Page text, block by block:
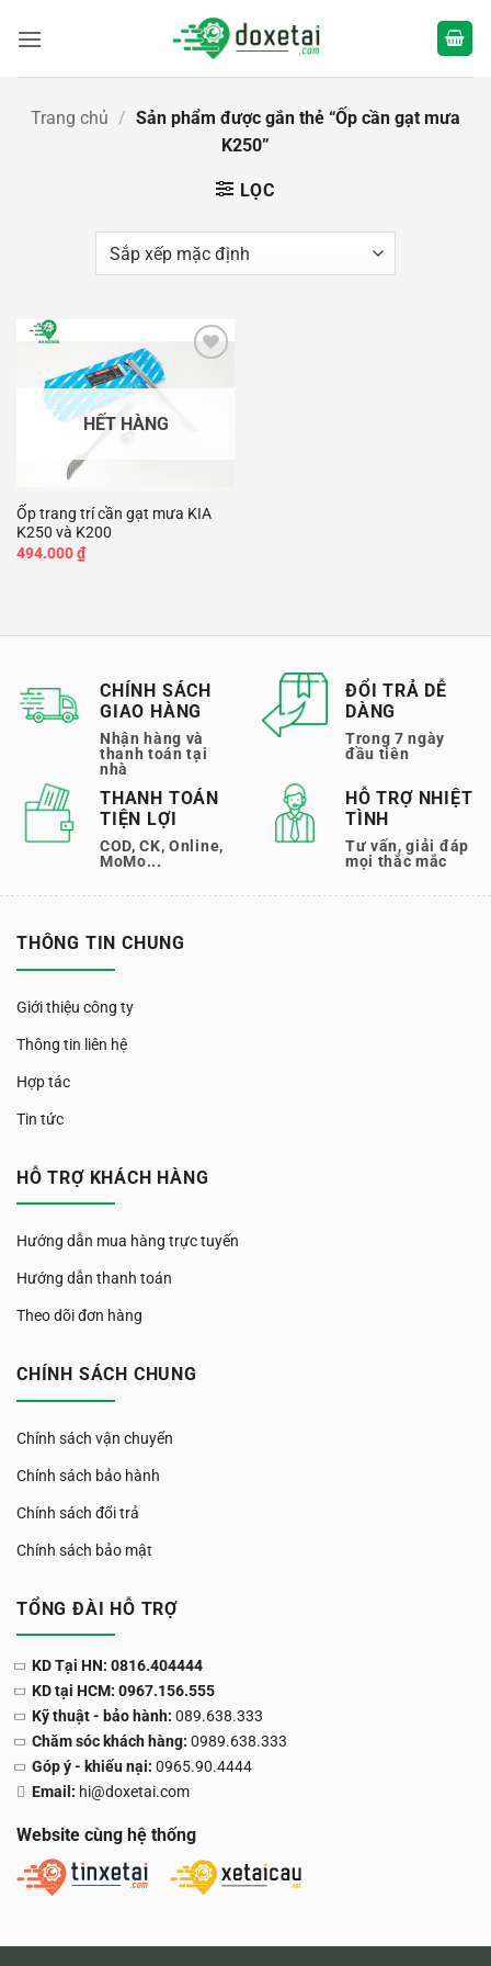
qua
Trang chủ / Sản phẩm được gắn thẻ “Ốp cần gạt mưa
K250”
LỌC
HẾT HÀNG
Ốp trang trí cần gạt mưa KIA
K250 và K200
494.000₫
CHÍNH SÁCH
GIAO HÀNG
Nhận hàng và
thanh toán tại
nhà
ĐỔI TRẢ DỄ
DÀNG
Trong 7 ngày
đầu tiên
THANH TOÁN
TIỆN LỢI
COD, CK, Online,
MoMo...
HỖ TRỢ NHIỆT
TÌNH
Tư vấn, giải đáp
mọi thắc mắc
THÔNG TIN CHUNG
Giới thiệu công ty
Thông tin liên hệ
Hợp tác
Tin tức
HỖ TRỢ KHÁCH HÀNG
Hướng dẫn mua hàng trực tuyến
Hướng dẫn thanh toán
Theo dõi đơn hàng
CHÍNH SÁCH CHUNG
Chính sách vận chuyển
Chính sách bảo hành
Chính sách đổi trả
Chính sách bảo mật
TỔNG ĐÀI HỖ TRỢ
KD Tại HN: 0816.404444
KD tại HCM: 0967.156.555
Kỹ thuật - bảo hành: 089.638.333
Chăm sóc khách hàng: 0989.638.333
Góp ý - khiếu nại: 0965.90.4444
Email: hi@doxetai.com
Website cùng hệ thống